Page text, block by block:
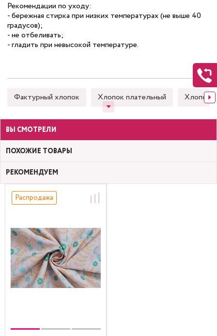
Рекомендации по уходу:
- бережная стирка при низких температурах (не выше 40
градусов);
- не отбеливать;
- гладить при невысокой температуре.
Фактурный хлопок Хлопок плательный Хлопок
ВЫ СМОТРЕЛИ
ПОХОЖИЕ ТОВАРЫ
РЕКОМЕНДУЕМ
Распродажа